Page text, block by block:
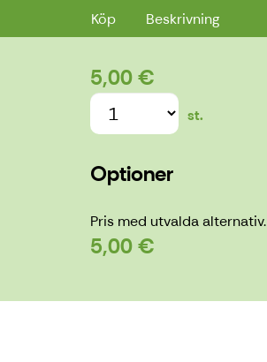
Köp Beskrivning
5,00 €
st.
Optioner
Pris med utvalda alternativ.
5,00 €